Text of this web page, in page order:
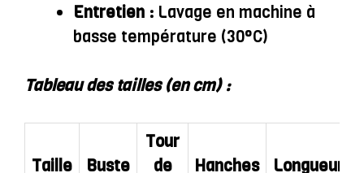
Entretien : Lavage en machine à
basse température (30°C)
Tableau des tailles (en cm) :
Taille Buste
Tour
de
Hanches Longueur